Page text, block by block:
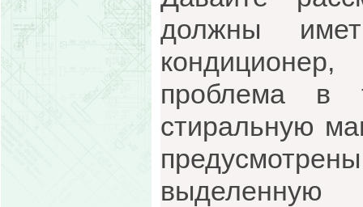
должны
проблема в
стиральную